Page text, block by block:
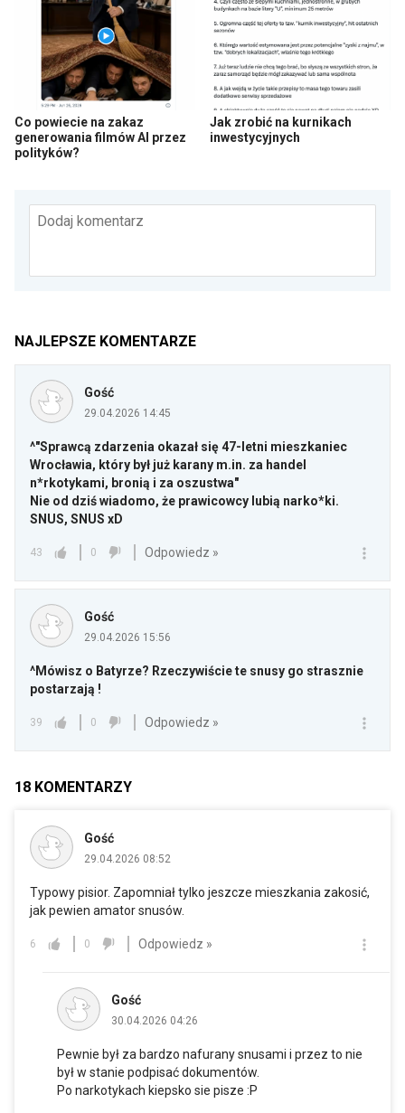
Co powiecie na zakaz
generowania filmów AI przez
polityków?
Jak zrobić na kurnikach
inwestycyjnych
Dodaj komentarz
NAJLEPSZE KOMENTARZE
Gość
29.04.2026 14:45
^"Sprawcą zdarzenia okazał się 47-letni mieszkaniec
Wrocławia, który był już karany m.in. za handel
n*rkotykami, bronią i za oszustwa"
Nie od dziś wiadomo, że prawicowcy lubią narko*ki.
SNUS, SNUS xD
43 0 Odpowiedz »
Gość
29.04.2026 15:56
^Mówisz o Batyrze? Rzeczywiście te snusy go strasznie
postarzają !
39 0 Odpowiedz »
18 KOMENTARZY
Gość
29.04.2026 08:52
Typowy pisior. Zapomniał tylko jeszcze mieszkania zakosić,
jak pewien amator snusów.
6 0 Odpowiedz »
Gość
30.04.2026 04:26
Pewnie był za bardzo nafurany snusami i przez to nie
był w stanie podpisać dokumentów.
Po narkotykach kiepsko sie pisze :P